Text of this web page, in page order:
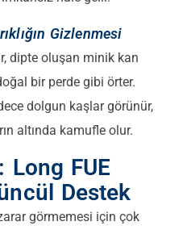
Gizlenmesi
dipte oluşan minik kan
doğal bir perde gibi örter.
dolgun kaşlar görünür,
altında kamufle olur.
Long FUE
Destek
görmemesi için çok